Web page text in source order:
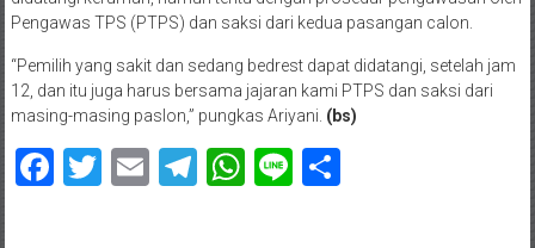
Pengawas TPS (PTPS) dan saksi dari kedua pasangan calon.
“Pemilih yang sakit dan sedang bedrest dapat didatangi, setelah jam
12, dan itu juga harus bersama jajaran kami PTPS dan saksi dari
masing-masing paslon,” pungkas Ariyani. (bs)
Facebook
Twitter
EmailTelegram
WhatsApp
LineShare